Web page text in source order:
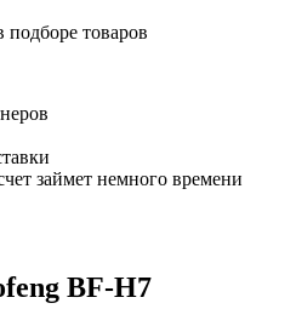
товаров
займет немного времени
BF-H7